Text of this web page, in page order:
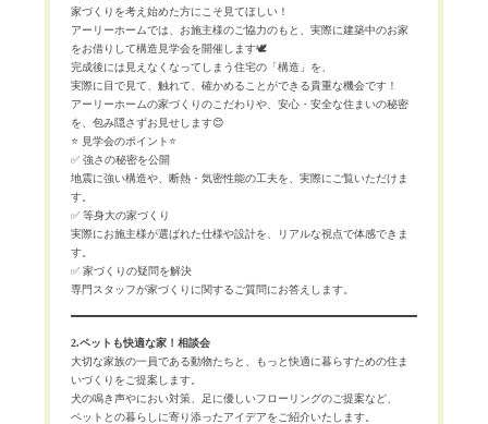
家づくりを考え始めた方にこそ見てほしい！
アーリーホームでは、お施主様のご協力のもと、実際に建築中のお家
をお借りして構造見学会を開催します🕊️
完成後には見えなくなってしまう住宅の「構造」を、
実際に目で見て、触れて、確かめることができる貴重な機会です！
アーリーホームの家づくりのこだわりや、安心・安全な住まいの秘密
を、包み隠さずお見せします😊
⭐️ 見学会のポイント⭐️
✅ 強さの秘密を公開
地震に強い構造や、断熱・気密性能の工夫を、実際にご覧いただけま
す。
✅ 等身大の家づくり
実際にお施主様が選ばれた仕様や設計を、リアルな視点で体感できま
す。
✅ 家づくりの疑問を解決
専門スタッフが家づくりに関するご質問にお答えします。
2.ペットも快適な家！相談会
大切な家族の一員である動物たちと、もっと快適に暮らすための住ま
いづくりをご提案します。
犬の鳴き声やにおい対策、足に優しいフローリングのご提案など、
ペットとの暮らしに寄り添ったアイデアをご紹介いたします。